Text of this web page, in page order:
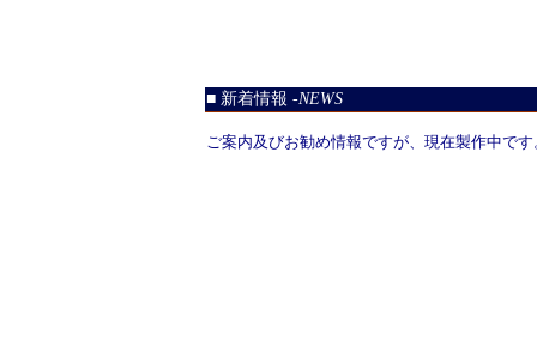
■ 新着情報 -NEWS
ご案内及びお勧め情報ですが、現在製作中です